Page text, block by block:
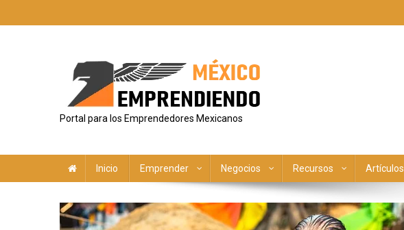
al
Portal para los Emprendedores Mexicanos
Inicio Emprender Negocios Recursos Artículos